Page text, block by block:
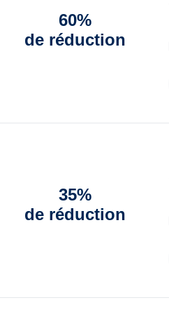
60%
de réduction
35%
de réduction